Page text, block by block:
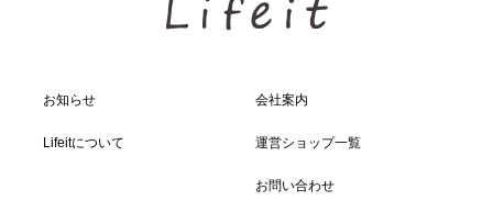
お知らせ 会社案内
Lifeitについて 運営ショップ一覧
お問い合わせ